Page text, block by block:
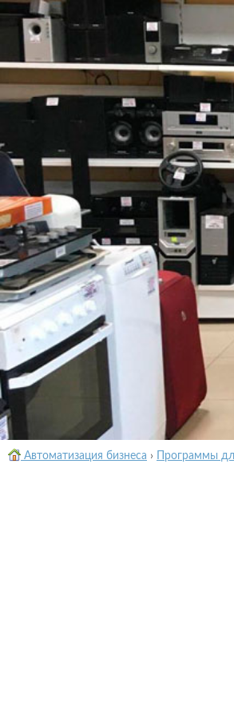
Автоматизация бизнеса › Программы